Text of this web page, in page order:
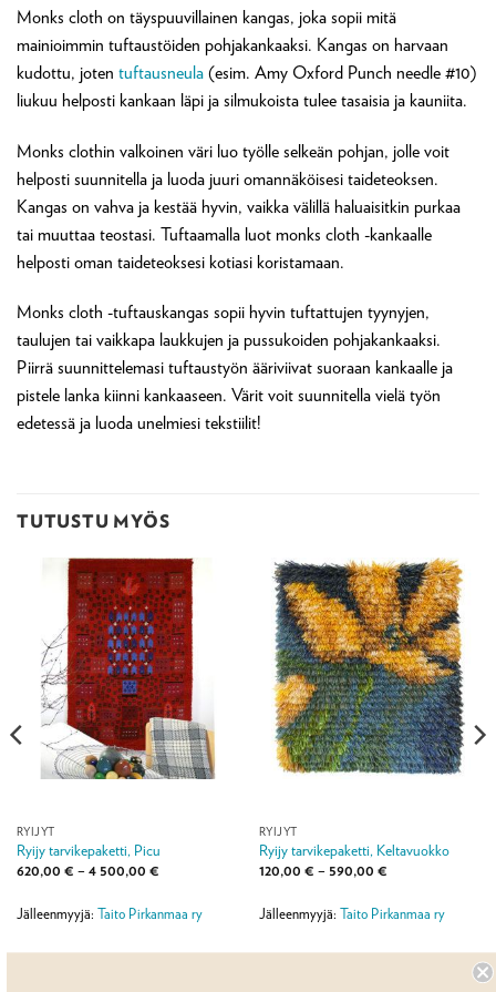
Monks cloth on täyspuuvillainen kangas, joka sopii mitä
mainioimmin tuftaustöiden pohjakankaaksi. Kangas on harvaan
kudottu, joten tuftausneula (esim. Amy Oxford Punch needle #10)
liukuu helposti kankaan läpi ja silmukoista tulee tasaisia ja kauniita.
Monks clothin valkoinen väri luo työlle selkeän pohjan, jolle voit
helposti suunnitella ja luoda juuri omannäköisesi taideteoksen.
Kangas on vahva ja kestää hyvin, vaikka välillä haluaisitkin purkaa
tai muuttaa teostasi. Tuftaamalla luot monks cloth -kankaalle
helposti oman taideteoksesi kotiasi koristamaan.
Monks cloth -tuftauskangas sopii hyvin tuftattujen tyynyjen,
taulujen tai vaikkapa laukkujen ja pussukoiden pohjakankaaksi.
Piirrä suunnittelemasi tuftaustyön ääriviivat suoraan kankaalle ja
pistele lanka kiinni kankaaseen. Värit voit suunnitella vielä työn
edetessä ja luoda unelmiesi tekstiilit!
TUTUSTU MYÖS
RYIJYT
Ryijy tarvikepaketti, Picu
620,00 € – 4 500,00 €Hintaluokka:
4
500,00 €
Jälleenmyyjä: Taito Pirkanmaa ry
RYIJYT
Ryijy tarvikepaketti, Keltavuokko
120,00 € – 590,00 €Hintaluokka:
590,00 €
Jälleenmyyjä: Taito Pirkanmaa ry